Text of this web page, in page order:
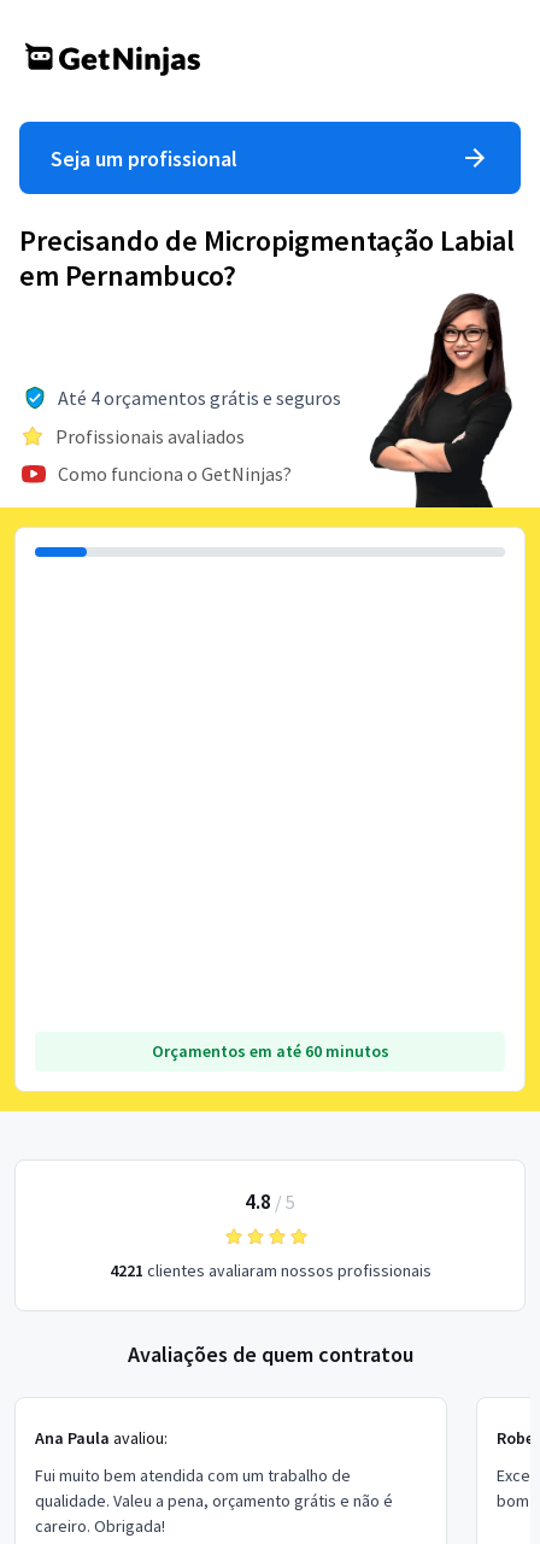
Seja um profissional
Precisando de Micropigmentação Labial
em Pernambuco?
Até 4 orçamentos grátis e seguros
Profissionais avaliados
Como funciona o GetNinjas?
Orçamentos em até 60 minutos
4.8 / 5
4221 clientes avaliaram nossos profissionais
Avaliações de quem contratou
Ana Paula avaliou:
Fui muito bem atendida com um trabalho de
qualidade. Valeu a pena, orçamento grátis e não é
careiro. Obrigada!
bom